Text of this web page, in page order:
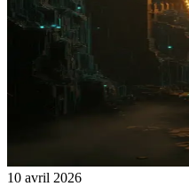
10 avril 2026